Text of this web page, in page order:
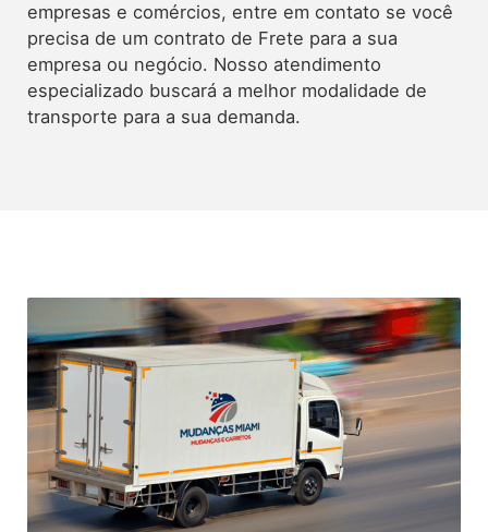
empresas e comércios, entre em contato se você
precisa de um contrato de Frete para a sua
empresa ou negócio. Nosso atendimento
especializado buscará a melhor modalidade de
transporte para a sua demanda.